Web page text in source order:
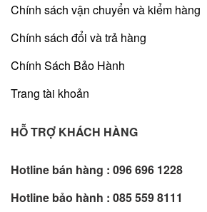
Chính sách vận chuyển và kiểm hàng
Chính sách đổi và trả hàng
Chính Sách Bảo Hành
Trang tài khoản
HỖ TRỢ KHÁCH HÀNG
Hotline bán hàng : 096 696 1228
Hotline bảo hành : 085 559 8111